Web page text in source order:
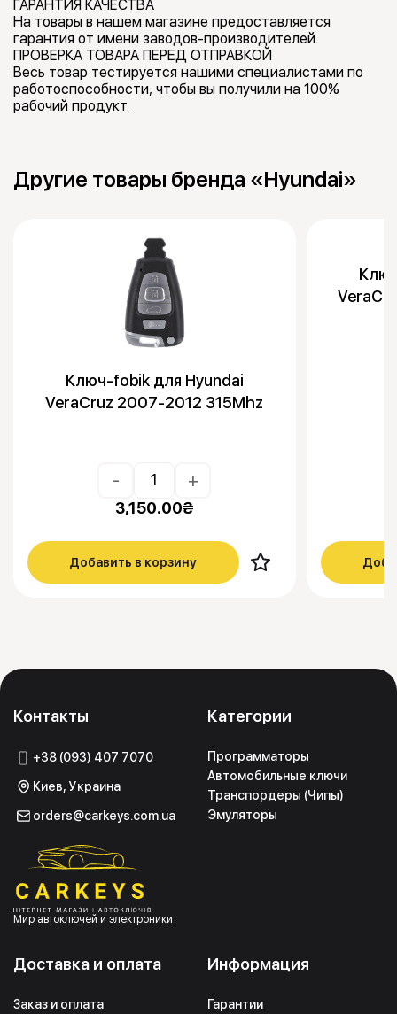
ГАРАНТИЯ КАЧЕСТВА
На товары в нашем магазине предоставляется
гарантия от имени заводов-производителей.
ПРОВЕРКА ТОВАРА ПЕРЕД ОТПРАВКОЙ
Весь товар тестируется нашими специалистами по
работоспособности, чтобы вы получили на 100%
рабочий продукт.
Другие товары бренда «Hyundai»
Ключ-fobik для Hyundai
VeraCruz 2007-2012 315Mhz
- +
3,150.00₴
Добавить в корзину
Контакты
+38 (093) 407 7070
Киев, Украина
orders@carkeys.com.ua
Мир автоключей и электроники
Категории
Программаторы
Автомобильные ключи
Транспордеры (Чипы)
Эмуляторы
Информация
Гарантии
Доставка и оплата
Заказ и оплата